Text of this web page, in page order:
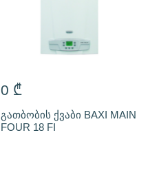
0 ₾
გათბობის ქვაბი BAXI MAIN
FOUR 18 FI